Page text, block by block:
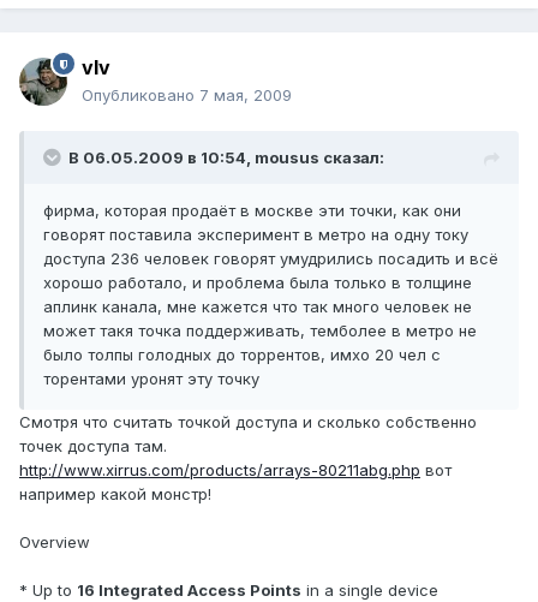
vIv
Опубликовано 7 мая, 2009
В 06.05.2009 в 10:54, mousus сказал:
фирма, которая продаёт в москве эти точки, как они
говорят поставила эксперимент в метро на одну току
доступа 236 человек говорят умудрились посадить и всё
хорошо работало, и проблема была только в толщине
аплинк канала, мне кажется что так много человек не
может такя точка поддерживать, темболее в метро не
было толпы голодных до торрентов, имхо 20 чел с
торентами уронят эту точку
Смотря что считать точкой доступа и сколько собственно
точек доступа там.
http://www.xirrus.com/products/arrays-80211abg.php вот
например какой монстр!
Overview
* Up to 16 Integrated Access Points in a single device